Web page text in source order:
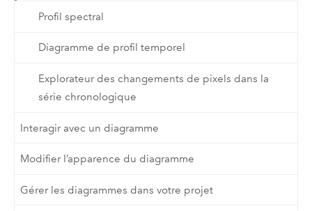
Profil spectral
Diagramme de profil temporel
Explorateur des changements de pixels dans la
série chronologique
Interagir avec un diagramme
Modifier l’apparence du diagramme
Gérer les diagrammes dans votre projet